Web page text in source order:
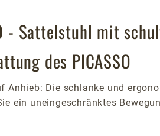
- Sattelstuhl mit
des PICASSO
Anhieb: Die schlanke und
ein uneingeschränktes